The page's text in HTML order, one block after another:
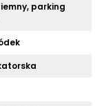
parking